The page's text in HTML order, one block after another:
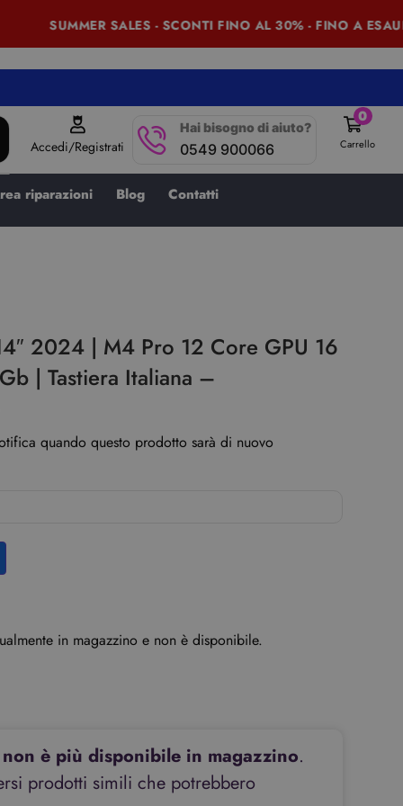
SUMMER SALES - SCONTI FINO AL 30% - FINO A
Accedi/Registrati
Hai bisogno di aiuto?
0549 900066
0
Carrello
riparazioni Blog Contatti
2024 | M4 Pro 12 Core GPU 16
| Tastiera Italiana –
quando questo prodotto sarà di nuovo
in magazzino e non è disponibile.
non è più disponibile in magazzino.
prodotti simili che potrebbero